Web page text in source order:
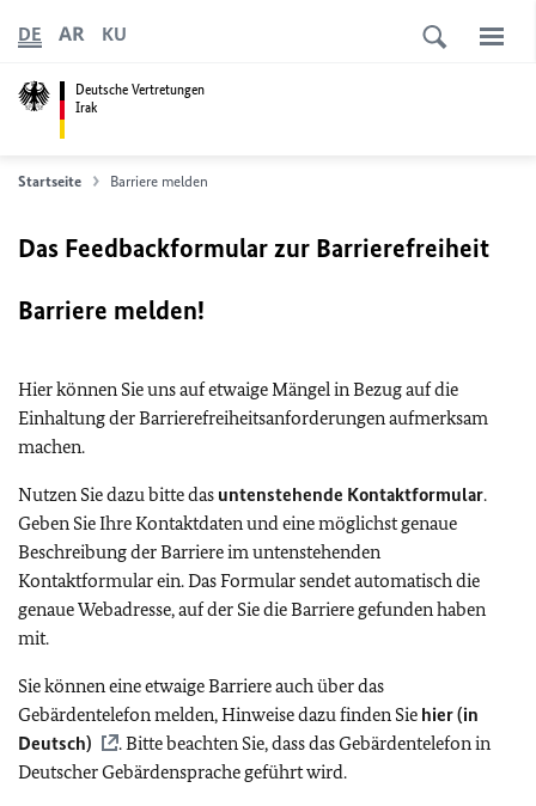
Deutsche Vertretungen
Irak
DE AR KU
Startseite Barriere melden
Das Feedbackformular zur Barrierefreiheit
Barriere melden!
Hier können Sie uns auf etwaige Mängel in Bezug auf die
Einhaltung der Barrierefreiheitsanforderungen aufmerksam
machen.
Nutzen Sie dazu bitte das untenstehende Kontaktformular.
Geben Sie Ihre Kontaktdaten und eine möglichst genaue
Beschreibung der Barriere im untenstehenden
Kontaktformular ein. Das Formular sendet automatisch die
genaue Webadresse, auf der Sie die Barriere gefunden haben
mit.
Sie können eine etwaige Barriere auch über das
Gebärdentelefon melden, Hinweise dazu finden Sie hier (in
Deutsch)
. Bitte beachten Sie, dass das Gebärdentelefon in
Deutscher Gebärdensprache geführt wird.